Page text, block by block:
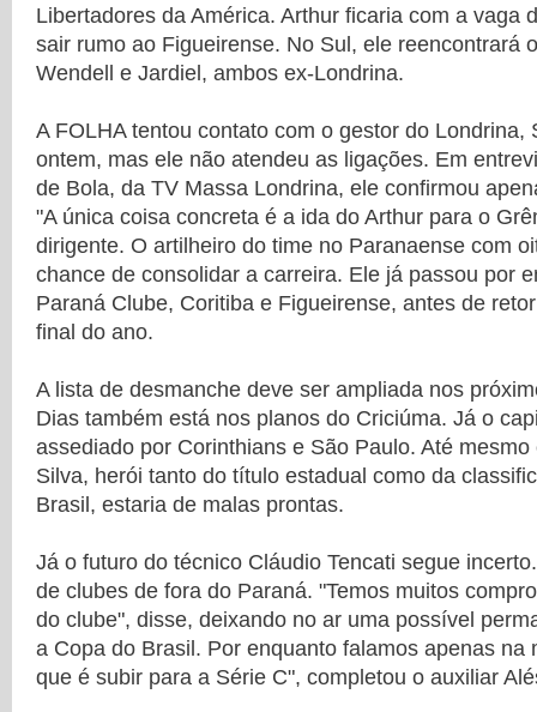
Libertadores da América. Arthur ficaria com a vaga
sair rumo ao Figueirense. No Sul, ele reencontrará
Wendell e Jardiel, ambos ex-Londrina.
A FOLHA tentou contato com o gestor do Londrina,
ontem, mas ele não atendeu as ligações. Em
de Bola, da TV Massa Londrina, ele confirmou
"A única coisa concreta é a ida do Arthur para o
dirigente. O artilheiro do time no Paranaense com
chance de consolidar a carreira. Ele já passou por
Paraná Clube, Coritiba e Figueirense, antes de
final do ano.
A lista de desmanche deve ser ampliada nos
Dias também está nos planos do Criciúma. Já o
assediado por Corinthians e São Paulo. Até
Silva, herói tanto do título estadual como da
Brasil, estaria de malas prontas.
Já o futuro do técnico Cláudio Tencati segue
de clubes de fora do Paraná. "Temos muitos
do clube", disse, deixando no ar uma possível
a Copa do Brasil. Por enquanto falamos apenas na
que é subir para a Série C", completou o auxiliar